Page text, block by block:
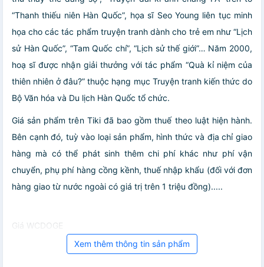
“Thanh thiếu niên Hàn Quốc”, họa sĩ Seo Young liên tục minh
họa cho các tác phẩm truyện tranh dành cho trẻ em như “Lịch
sử Hàn Quốc”, “Tam Quốc chí”, “Lịch sử thế giới”… Năm 2000,
hoạ sĩ được nhận giải thưởng với tác phẩm “Quà kỉ niệm của
thiên nhiên ở đâu?” thuộc hạng mục Truyện tranh kiến thức do
Bộ Văn hóa và Du lịch Hàn Quốc tổ chức.
Giá sản phẩm trên Tiki đã bao gồm thuế theo luật hiện hành.
Bên cạnh đó, tuỳ vào loại sản phẩm, hình thức và địa chỉ giao
hàng mà có thể phát sinh thêm chi phí khác như phí vận
chuyển, phụ phí hàng cồng kềnh, thuế nhập khẩu (đối với đơn
hàng giao từ nước ngoài có giá trị trên 1 triệu đồng).....
Giá WCDOGE
Xem thêm thông tin sản phẩm